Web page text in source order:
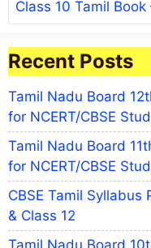
Class 10 Tamil Book
Recent Posts
Tamil Nadu Board
for NCERT/CBSE
Tamil Nadu Board
for NCERT/CBSE
CBSE Tamil Syllabus
& Class 12
Tamil Nadu Board